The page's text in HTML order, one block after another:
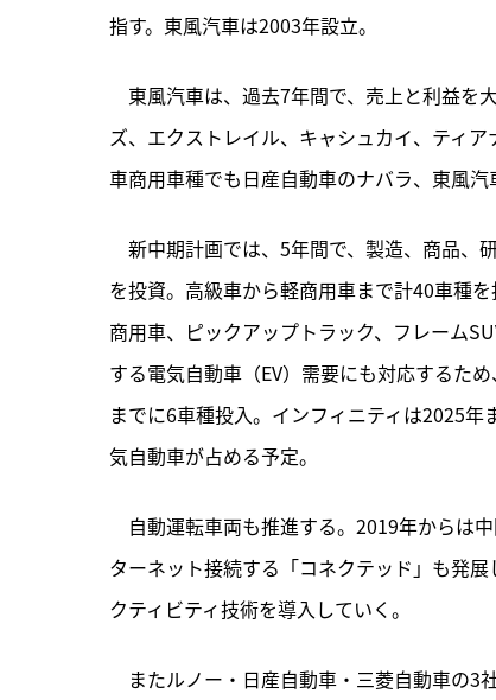
指す。東風汽車は2003年設立。
東風汽車は、過去7年間で、売上と利益を
ズ、エクストレイル、キャシュカイ、ティ
車商用車種でも日産自動車のナバラ、東風
新中期計画では、5年間で、製造、商品、
を投資。高級車から軽商用車まで計40車種
商用車、ピックアップトラック、フレーム
する電気自動車（EV）需要にも対応するた
までに6車種投入。インフィニティは2025
気自動車が占める予定。
自動運転車両も推進する。2019年からは
ターネット接続する「コネクテッド」も発
クティビティ技術を導入していく。
またルノー・日産自動車・三菱自動車の3